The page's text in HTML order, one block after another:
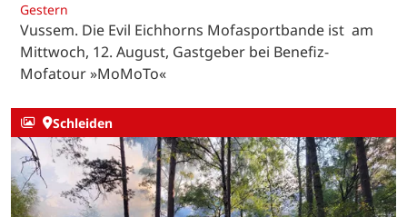
Gestern
Vussem. Die Evil Eichhorns Mofasportbande ist am
Mittwoch, 12. August, Gastgeber bei Benefiz-
Mofatour »MoMoTo«
Schleiden